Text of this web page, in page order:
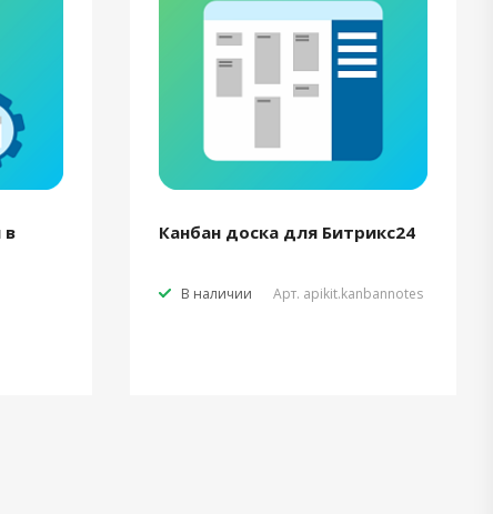
в
Канбан доска для Битрикс24
В наличии Арт. apikit.kanbannotes